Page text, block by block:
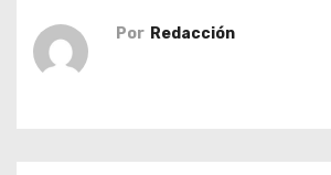
Por Redacción